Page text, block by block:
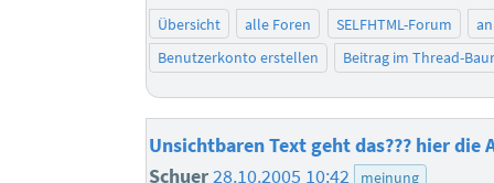
Übersicht alle Foren SELFHTML-Forum
Benutzerkonto erstellen
Beitrag im Thread-
Unsichtbaren Text geht das??? hier die
Schuer28.10.2005 10:42 meinung